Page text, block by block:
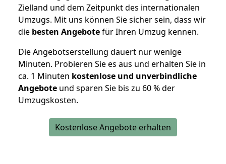
Zielland und dem Zeitpunkt des internationalen
Umzugs. Mit uns können Sie sicher sein, dass wir
die besten Angebotefür Ihren Umzug kennen.
Die Angebotserstellung dauert nur wenige
Minuten. Probieren Sie es aus und erhalten Sie in
ca. 1 Minuten kostenlose und unverbindliche
Angebote und sparen Sie bis zu 60 % der
Umzugskosten.
Kostenlose Angebote erhalten